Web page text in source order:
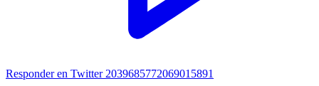
Responder en Twitter 2039685772069015891